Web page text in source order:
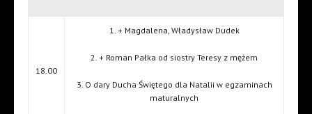
18.00
1. + Magdalena, Władysław Dudek
2. + Roman Pałka od siostry Teresy z mężem
3. O dary Ducha Świętego dla Natalii w egzaminach
maturalnych